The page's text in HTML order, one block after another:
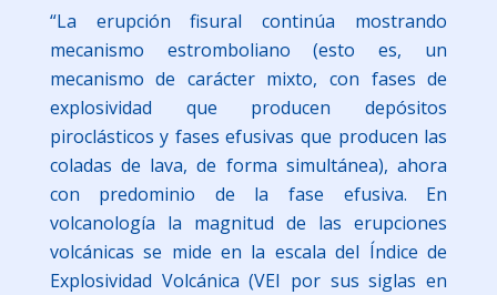
“La erupción fisural continúa mostrando
mecanismo estromboliano (esto es, un
mecanismo de carácter mixto, con fases de
explosividad que producen depósitos
piroclásticos y fases efusivas que producen las
coladas de lava, de forma simultánea), ahora
con predominio de la fase efusiva. En
volcanología la magnitud de las erupciones
volcánicas se mide en la escala del Índice de
Explosividad Volcánica (VEI por sus siglas en